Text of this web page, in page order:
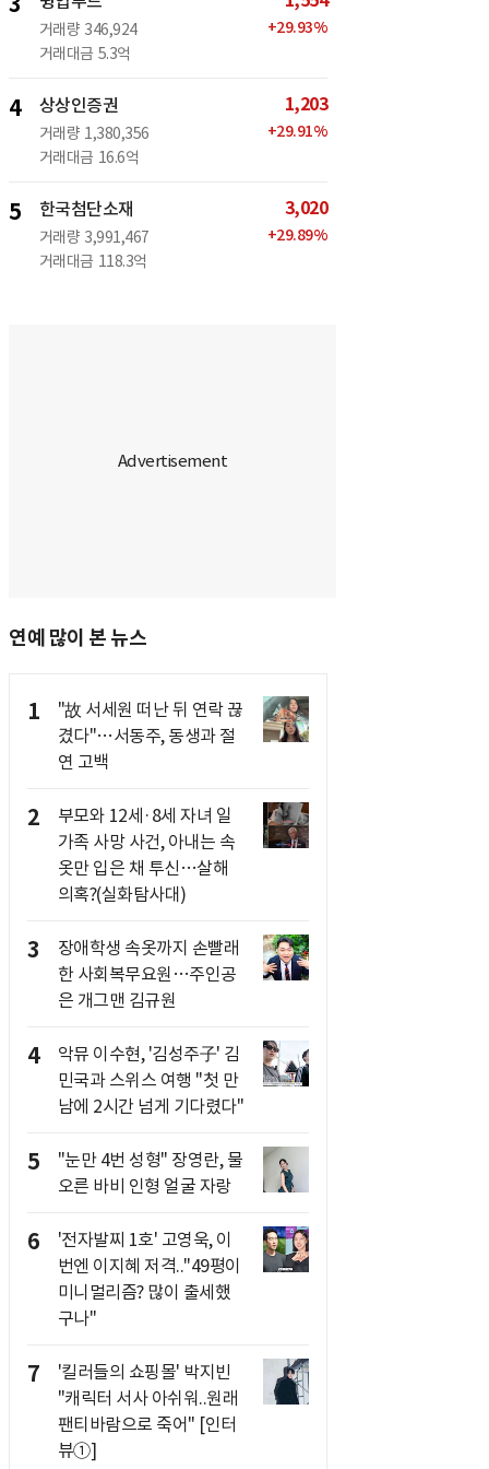
거래량 346,924
거래대금 5.3억
+29.93%
4 상상인증권
거래량 1,380,356
거래대금 16.6억
1,203
+29.91%
5 한국첨단소재
거래량 3,991,467
거래대금 118.3억
3,020
+29.89%
연예 많이 본 뉴스
1
"故 서세원 떠난 뒤 연락 끊
겼다"…서동주, 동생과 절
연 고백
2
부모와 12세·8세 자녀 일
가족 사망 사건, 아내는 속
옷만 입은 채 투신…살해
의혹?(실화탐사대)
3
장애학생 속옷까지 손빨래
한 사회복무요원…주인공
은 개그맨 김규원
4
악뮤 이수현, '김성주子' 김
민국과 스위스 여행 "첫 만
남에 2시간 넘게 기다렸다"
5
"눈만 4번 성형" 장영란, 물
오른 바비 인형 얼굴 자랑
6
'전자발찌 1호' 고영욱, 이
번엔 이지혜 저격.."49평이
미니멀리즘? 많이 출세했
구나"
7
'킬러들의 쇼핑몰' 박지빈
"캐릭터 서사 아쉬워..원래
팬티바람으로 죽어" [인터
뷰①]